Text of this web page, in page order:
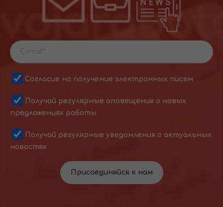
Согласие на получение электронных писем
Получай регулярные оповещения о новых
предложениях работы
Получай регулярные уведомления о актуальных
новостях
Присоединяйся к нам